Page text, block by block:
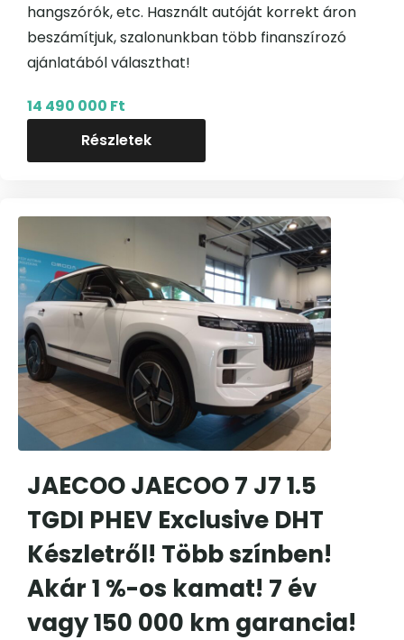
hangszórók, etc. Használt autóját korrekt áron
beszámítjuk, szalonunkban több finanszírozó
ajánlatából választhat!
Részletek
14 490 000 Ft
JAECOO JAECOO 7 J7 1.5
TGDI PHEV Exclusive DHT
Készletről! Több színben!
Akár 1 %-os kamat! 7 év
vagy 150 000 km garancia!